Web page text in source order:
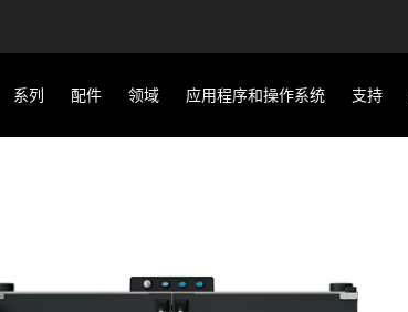
系列 配件 领域 应用程序和操作系统 支持